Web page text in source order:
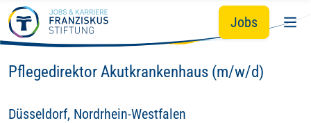
Zum Hauptinhalt springen Jobs
Du& Wir - mit Herz
Hier zählt dein Tun:
Pflegedirektor Akutkrankenhaus (m/w/d)
Düsseldorf, Nordrhein-Westfalen